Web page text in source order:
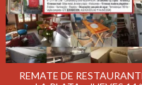
REMATE DE